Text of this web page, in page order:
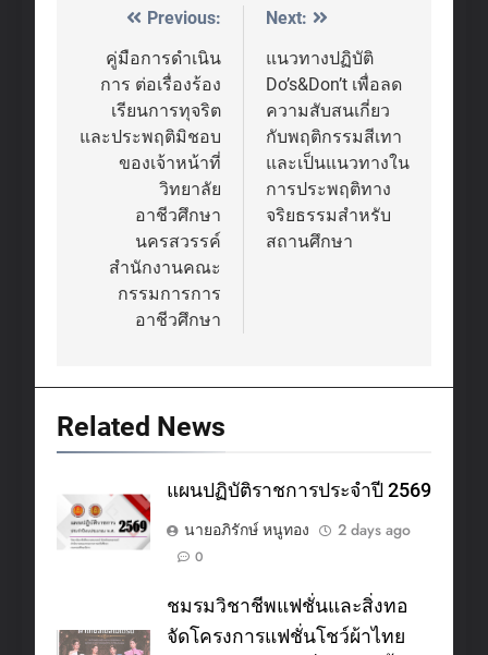
Post
navigation
Previous:
คู่มือการดำเนิน
การ ต่อเรื่องร้อง
เรียนการทุจริต
และประพฤติมิชอบ
ของเจ้าหน้าที่
วิทยาลัย
อาชีวศึกษา
นครสวรรค์
สำนักงานคณะ
กรรมการการ
อาชีวศึกษา
Next:
แนวทางปฏิบัติ
Do’s&Don’t เพื่อลด
ความสับสนเกี่ยว
กับพฤติกรรมสีเทา
และเป็นแนวทางใน
การประพฤติทาง
จริยธรรมสำหรับ
สถานศึกษา
Related News
แผนปฏิบัติราชการประจำปี 2569
นายอภิรักษ์ หนูทอง
2 days ago
0
ชมรมวิชาชีพแฟชั่นและสิ่งทอ
จัดโครงการแฟชั่นโชว์ผ้าไทย